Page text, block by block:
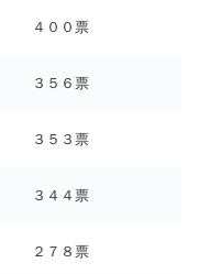
４００票
３５６票
３５３票
３４４票
２７８票